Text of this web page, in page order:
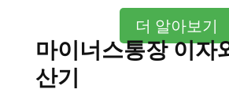
더 알아보기
마이너스통장 이자
산기